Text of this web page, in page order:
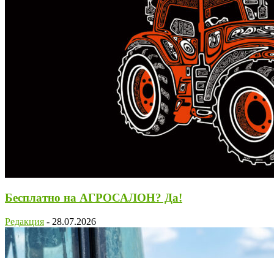
Бесплатно на АГРОСАЛОН? Да!
Редакция - 28.07.2026